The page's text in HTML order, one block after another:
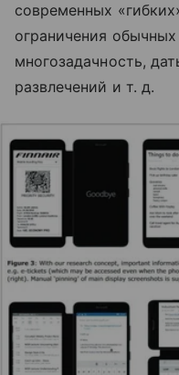
современных
ограничения
многозадачность,
развлечений и т. д.